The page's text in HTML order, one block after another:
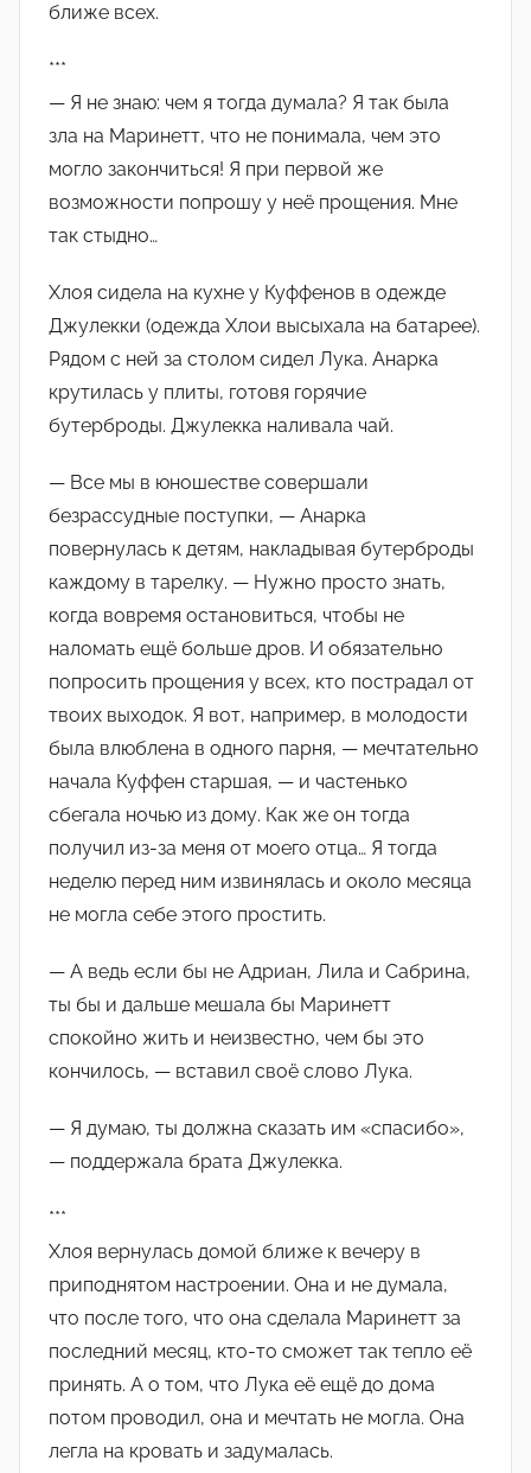
ближе всех.
***
— Я не знаю: чем я тогда думала? Я так была
зла на Маринетт, что не понимала, чем это
могло закончиться! Я при первой же
возможности попрошу у неё прощения. Мне
так стыдно…
Хлоя сидела на кухне у Куффенов в одежде
Джулекки (одежда Хлои высыхала на батарее).
Рядом с ней за столом сидел Лука. Анарка
крутилась у плиты, готовя горячие
бутерброды. Джулекка наливала чай.
— Все мы в юношестве совершали
безрассудные поступки, — Анарка
повернулась к детям, накладывая бутерброды
каждому в тарелку. — Нужно просто знать,
когда вовремя остановиться, чтобы не
наломать ещё больше дров. И обязательно
попросить прощения у всех, кто пострадал от
твоих выходок. Я вот, например, в молодости
была влюблена в одного парня, — мечтательно
начала Куффен старшая, — и частенько
сбегала ночью из дому. Как же он тогда
получил из-за меня от моего отца… Я тогда
неделю перед ним извинялась и около месяца
не могла себе этого простить.
— А ведь если бы не Адриан, Лила и Сабрина,
ты бы и дальше мешала бы Маринетт
спокойно жить и неизвестно, чем бы это
кончилось, — вставил своё слово Лука.
— Я думаю, ты должна сказать им «спасибо»,
— поддержала брата Джулекка.
***
Хлоя вернулась домой ближе к вечеру в
приподнятом настроении. Она и не думала,
что после того, что она сделала Маринетт за
последний месяц, кто-то сможет так тепло её
принять. А о том, что Лука её ещё до дома
потом проводил, она и мечтать не могла. Она
легла на кровать и задумалась.